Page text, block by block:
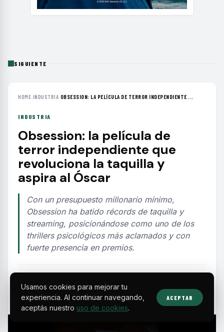
SIGUIENTE
HOME›INDUSTRIA› OBSESSION: LA PELÍCULA DE TERROR INDEPENDIENTE ...
INDUSTRIA
Obsession: la película de
terror independiente que
revoluciona la taquilla y
aspira al Óscar
Con un presupuesto millonario mínimo,
Obsession ha batido récords de taquilla y
streaming, posicionándose como uno de los
thrillers psicológicos más aclamados y con
fuerte presencia en premios.
Usamos cookies para mejorar tu
experiencia. Al continuar navegando,
aceptás nuestro uso de cookies.
ACEPTAR